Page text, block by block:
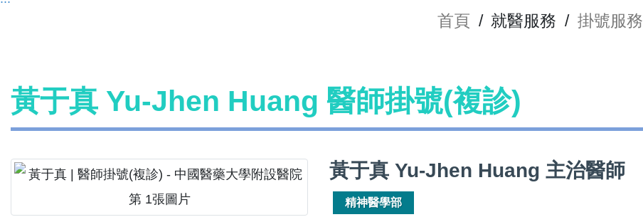
首頁 / 就醫服務 / 掛號服務
黃于真 Yu-Jhen Huang 醫師掛號(複診)
黃于真 Yu-Jhen Huang 主治醫師
精神醫學部